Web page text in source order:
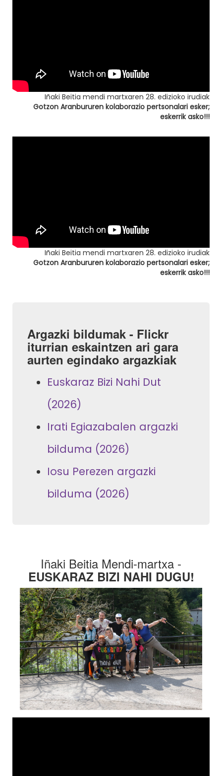
Iñaki Beitia mendi martxaren 28. edizioko irudiak
Gotzon Aranbururen kolaborazio pertsonalari esker;
eskerrik asko!!!
Iñaki Beitia mendi martxaren 28. edizioko irudiak
Gotzon Aranbururen kolaborazio pertsonalari esker;
eskerrik asko!!!
Argazki bildumak - Flickr
iturrian eskaintzen ari gara
aurten egindako argazkiak
Euskaraz Bizi Nahi Dut
(2026)
Irati Egiazabalen argazki
bilduma (2026)
Iosu Perezen argazki
bilduma (2026)
Iñaki Beitia Mendi-martxa -
EUSKARAZ BIZI NAHI DUGU!